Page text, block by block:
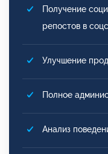
Получение
репостов в
Улучшение
Полное
Анализ